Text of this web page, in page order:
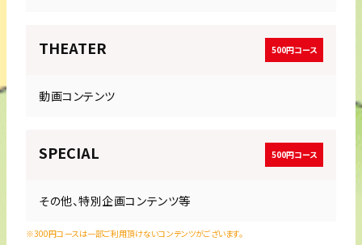
THEATER 500円コース
動画コンテンツ
SPECIAL 500円コース
その他、特別企画コンテンツ等
※300円コースは一部ご利用頂けないコンテンツがございます。